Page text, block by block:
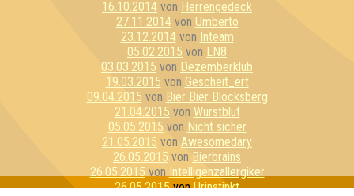
16.10.2014 von Herrengedeck
27.11.2014von Umberto
23.12.2014von Inteam
05.02.2015 von LN8
03.03.2015 von Dezemberklub
19.03.2015 von Gescheit_ert
09.04.2015 von Bier Bier Blocksberg
21.04.2015 von Wurstblut
05.05.2015 von Nicht sicher
21.05.2015 von Awesomedary
26.05.2015 von Bierbrains
26.05.2015 von Intelligenzallergiker
26.05.2015vonUrinstinkt